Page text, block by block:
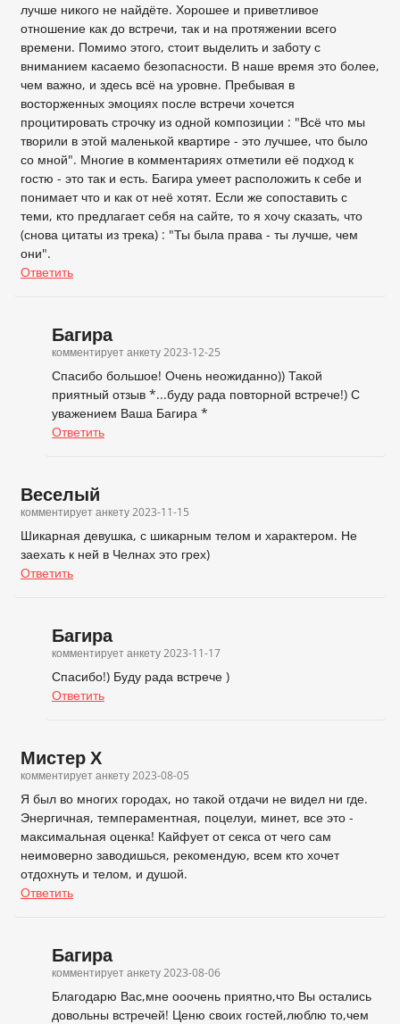
лучше никого не найдёте. Хорошее и приветливое
отношение как до встречи, так и на протяжении всего
времени. Помимо этого, стоит выделить и заботу с
вниманием касаемо безопасности. В наше время это более,
чем важно, и здесь всё на уровне. Пребывая в
восторженных эмоциях после встречи хочется
процитировать строчку из одной композиции : "Всё что мы
творили в этой маленькой квартире - это лучшее, что было
со мной". Многие в комментариях отметили её подход к
гостю - это так и есть. Багира умеет расположить к себе и
понимает что и как от неё хотят. Если же сопоставить с
теми, кто предлагает себя на сайте, то я хочу сказать, что
(снова цитаты из трека) : "Ты была права - ты лучше, чем
они".
Ответить
Багира
комментирует анкету2023-12-25
Спасибо большое! Очень неожиданно)) Такой
приятный отзыв *...буду рада повторной встрече!) С
уважением Ваша Багира *
Ответить
Веселый
комментирует анкету2023-11-15
Шикарная девушка, с шикарным телом и характером. Не
заехать к ней в Челнах это грех)
Ответить
Багира
комментирует анкету2023-11-17
Спасибо!) Буду рада встрече )
Ответить
Мистер Х
комментирует анкету2023-08-05
Я был во многих городах, но такой отдачи не видел ни где.
Энергичная, темпераментная, поцелуи, минет, все это -
максимальная оценка! Кайфует от секса от чего сам
неимоверно заводишься, рекомендую, всем кто хочет
отдохнуть и телом, и душой.
Ответить
Багира
комментирует анкету2023-08-06
Благодарю Вас,мне ооочень приятно,что Вы остались
довольны встречей! Ценю своих гостей,люблю то,чем